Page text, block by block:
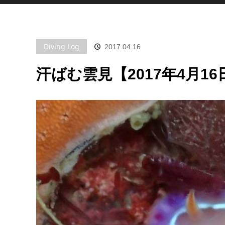
Diving Log 2017.04.16
汗ばむ雲見【2017年4月16